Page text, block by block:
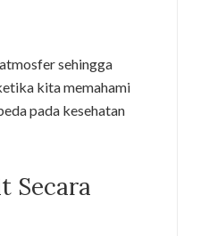
sehingga
kita memahami
pada kesehatan
Secara